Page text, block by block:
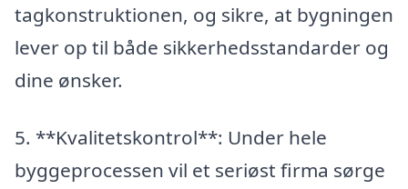
tagkonstruktionen, og sikre, at bygningen
lever op til både sikkerhedsstandarder og
dine ønsker.
5. **Kvalitetskontrol**: Under hele
byggeprocessen vil et seriøst firma sørge